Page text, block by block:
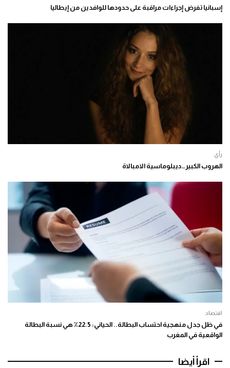
إسبانيا تفرض إجراءات مراقبة على حدودها للوافدين من إيطاليا
رأي
الهروب الكبير…ديبلوماسية الامبالاة
اقتصاد
في ظل جدل منهجية احتساب البطالة.. الحياني: 22.5٪ هي نسبة البطالة
الواقعية في المغرب
اقرأ أيضا